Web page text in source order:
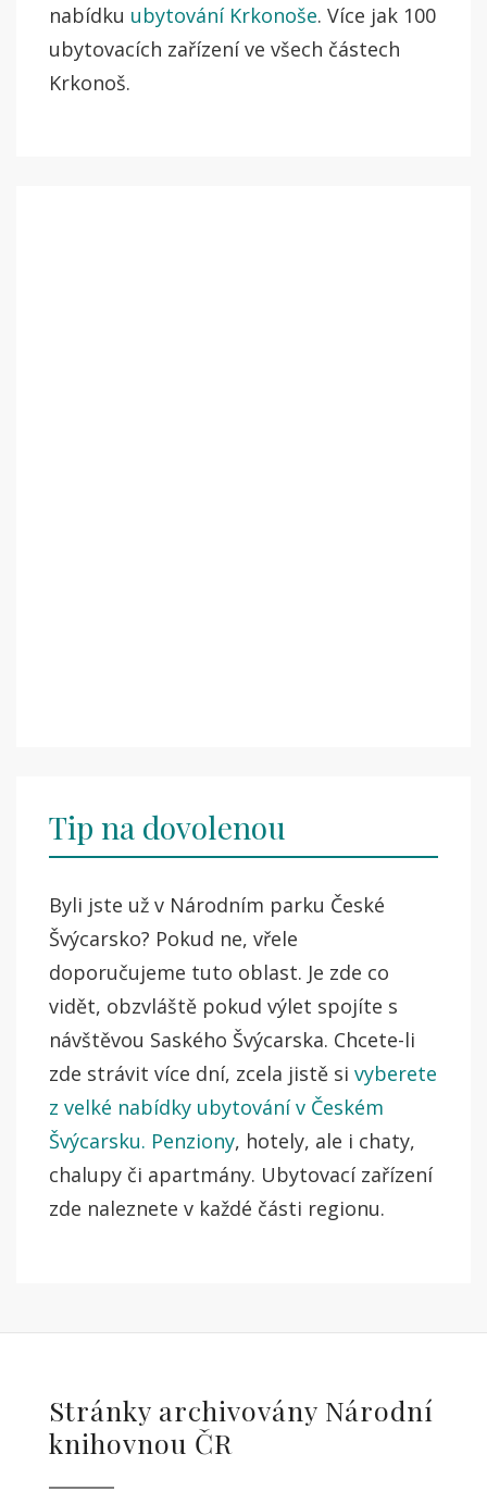
nabídku ubytování Krkonoše. Více jak 100
ubytovacích zařízení ve všech částech
Krkonoš.
Tip na dovolenou
Byli jste už v Národním parku České
Švýcarsko? Pokud ne, vřele
doporučujeme tuto oblast. Je zde co
vidět, obzvláště pokud výlet spojíte s
návštěvou Saského Švýcarska. Chcete-li
zde strávit více dní, zcela jistě si vyberete
z velké nabídky ubytování v Českém
Švýcarsku. Penziony, hotely, ale i chaty,
chalupy či apartmány. Ubytovací zařízení
zde naleznete v každé části regionu.
Stránky archivovány Národní
knihovnou ČR